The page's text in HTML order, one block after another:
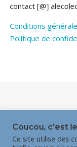
contact [@]
Conditions
Politique de
Coucou, c'est
Ce site utilise des